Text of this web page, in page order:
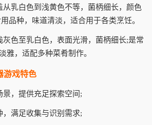
从乳白色到浅黄色不等，菌柄细长，颜色
品种，味道清淡，适合用于各类烹饪。
灰色至乳白色，表面光滑，菌柄细长;是常
雅，适配多种菜肴制作。
游戏特色
景，提供充足探索空间;
满足收集与识别需求;